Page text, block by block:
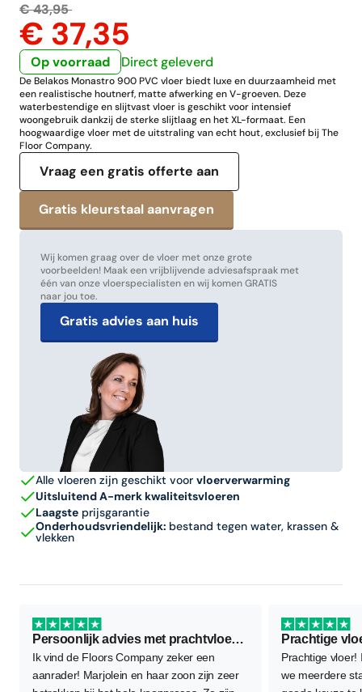
€ 37,35
€ 43,95
Op voorraad Direct geleverd
De Belakos Monastro 900 PVC vloer biedt luxe en duurzaamheid met
een realistische houtnerf, matte afwerking en V-groeven. Deze
waterbestendige en slijtvast vloer is geschikt voor intensief
woongebruik dankzij de sterke slijtlaag en het XL-formaat. Een
hoogwaardige vloer met de uitstraling van echt hout, exclusief bij The
Floor Company.
Vraag een gratis offerte aan
Wij komen graag over de vloer met onze grote
voorbeelden! Maak een vrijblijvende adviesafspraak met
één van onze vloerspecialisten en wij komen GRATIS
naar jou toe.
Gratis advies aan huis
Alle vloeren zijn geschikt voor vloerverwarming
Uitsluitend A-merk kwaliteitsvloeren
Laagste prijsgarantie
Onderhoudsvriendelijk: bestand tegen water, krassen &
vlekken
Persoonlijk advies met prachtvloer als resultaat
Ik vind de Floors Company zeker een
aanrader! Marjolein en haar zoon zijn zeer
Prachtige
Prachtige vloer!
we meerdere